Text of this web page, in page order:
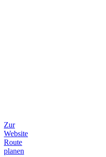
Zur
Website
Route
planen